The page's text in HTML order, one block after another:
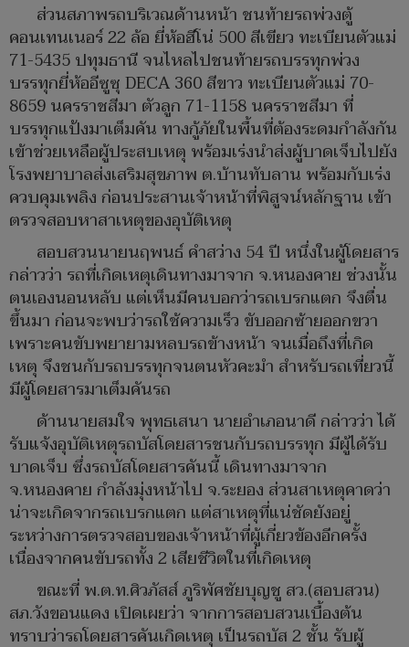
ส่วนสภาพรถบริเวณด้านหน้า ชนท้ายรถพ่วงตู้
คอนเทนเนอร์ 22 ล้อ ยี่ห้อฮีโน่ 500 สีเขียว ทะเบียนตัวแม่
71-5435 ปทุมธานี จนไหลไปชนท้ายรถบรรทุกพ่วง
บรรทุกยี่ห้ออีซูซุ DECA 360 สีขาว ทะเบียนตัวแม่ 70-
8659 นครราชสีมา ตัวลูก 71-1158 นครราชสีมา ที่
บรรทุกแป้งมาเต็มคัน ทางกู้ภัยในพื้นที่ต้องระดมกำลังกัน
เข้าช่วยเหลือผู้ประสบเหตุ พร้อมเร่งนำส่งผู้บาดเจ็บไปยัง
โรงพยาบาลส่งเสริมสุขภาพ ต.บ้านทับลาน พร้อมกับเร่ง
ควบคุมเพลิง ก่อนประสานเจ้าหน้าที่พิสูจน์หลักฐาน เข้า
ตรวจสอบหาสาเหตุของอุบัติเหตุ
สอบสวนนายนฤพนธ์ คำสว่าง 54 ปี หนึ่งในผู้โดยสาร
กล่าวว่า รถที่เกิดเหตุเดินทางมาจาก จ.หนองคาย ช่วงนั้น
ตนเองนอนหลับ แต่เห็นมีคนบอกว่ารถเบรกแตก จึงตื่น
ขึ้นมา ก่อนจะพบว่ารถใช้ความเร็ว ขับออกซ้ายออกขวา
เพราะคนขับพยายามหลบรถข้างหน้า จนเมื่อถึงที่เกิด
เหตุ จึงชนกับรถบรรทุกจนตนหัวคะมำ สำหรับรถเที่ยวนี้
มีผู้โดยสารมาเต็มคันรถ
ด้านนายสมใจ พุทธเสนา นายอำเภอนาดี กล่าวว่า ได้
รับแจ้งอุบัติเหตุรถบัสโดยสารชนกับรถบรรทุก มีผู้ได้รับ
บาดเจ็บ ซึ่งรถบัสโดยสารคันนี้ เดินทางมาจาก
จ.หนองคาย กำลังมุ่งหน้าไป จ.ระยอง ส่วนสาเหตุคาดว่า
น่าจะเกิดจากรถเบรกแตก แต่สาเหตุที่แน่ชัดยังอยู่
ระหว่างการตรวจสอบของเจ้าหน้าที่ผู้เกี่ยวข้องอีกครั้ง
เนื่องจากคนขับรถทั้ง 2 เสียชีวิตในที่เกิดเหตุ
ขณะที่ พ.ต.ท.ศิวภัสส์ ภูริพัศชัยบุญชู สว.(สอบสวน)
สภ.วังขอนแดง เปิดเผยว่า จากการสอบสวนเบื้องต้น
ทราบว่ารถโดยสารคันเกิดเหตุ เป็นรถบัส 2 ชั้น รับผู้